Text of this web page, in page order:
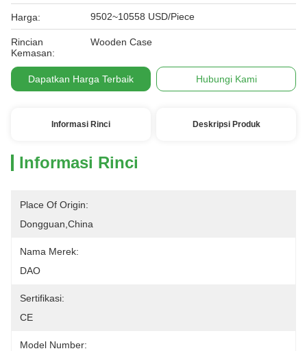
Harga: 9502~10558 USD/Piece
Rincian
Kemasan:
Wooden Case
Dapatkan Harga Terbaik Hubungi Kami
Informasi Rinci Deskripsi Produk
Informasi Rinci
Place Of Origin:
Dongguan,China
Nama Merek:
DAO
Sertifikasi:
CE
Model Number: